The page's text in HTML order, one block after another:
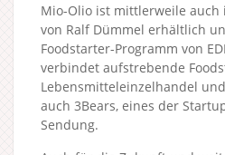
Mio-Olio ist mittlerweile auch
von Ralf Dümmel erhältlich
Foodstarter-Programm von
verbindet aufstrebende
Lebensmitteleinzelhandel
auch 3Bears, eines der
Sendung.